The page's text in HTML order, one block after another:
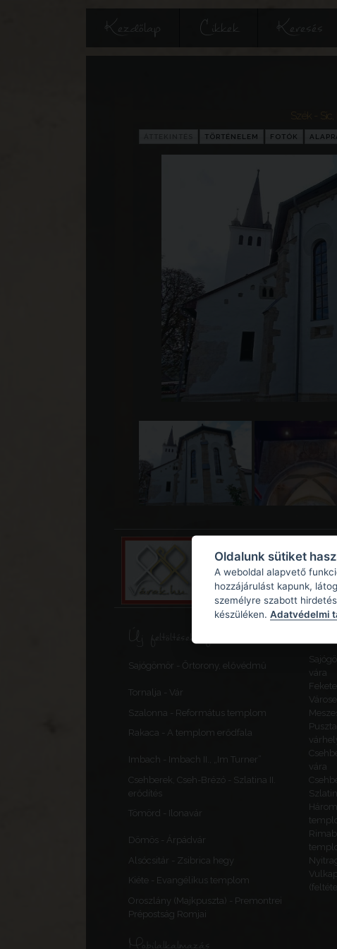
Kezdőlap Cikkek Keresés
Szék - Sic
TÖRTÉNELEM FOTÓK
Új feltöltések, frissítések
Sajógömör - Őrtorony, elővédmű
vára
Tornalja - Vár
Szalonna - Református templom
Rakaca - A templom erődfala
Imbach - Imbach II., „Im Turner”
vára
Csehberek, Cseh-Brézó - Szlatina II.
erődítés
Tömörd - Ilonavár
Dömös - Árpádvár
Alsócsitár - Zsibrica hegy
Kiéte - Evangélikus templom
Oroszlány (Majkpuszta) - Premontrei
Prépostság Romjai
Mobilalkalmazás
Oldalunk sütiket
A weboldal alapvető
hozzájárulást kapunk,
személyre szabott
készüléken. Adatvédelmi